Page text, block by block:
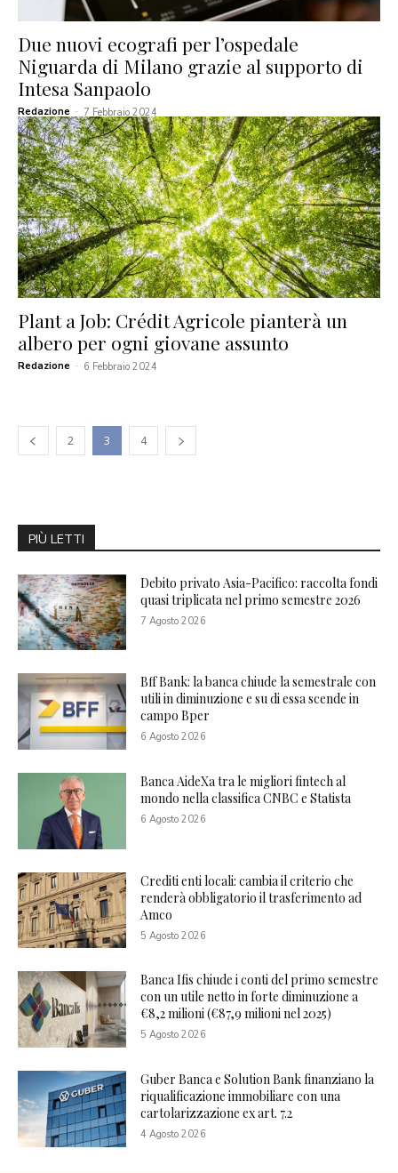
Due nuovi ecografi per l’ospedale
Niguarda di Milano grazie al supporto di
Intesa Sanpaolo
Redazione - 7 Febbraio 2024
Plant a Job: Crédit Agricole pianterà un
albero per ogni giovane assunto
Redazione - 6 Febbraio 2024
2 3 4
PIÙ LETTI
Debito privato Asia-Pacifico: raccolta fondi
quasi triplicata nel primo semestre 2026
7 Agosto 2026
Bff Bank: la banca chiude la semestrale con
utili in diminuzione e su di essa scende in
campo Bper
6 Agosto 2026
Banca AideXa tra le migliori fintech al
mondo nella classifica CNBC e Statista
6 Agosto 2026
Crediti enti locali: cambia il criterio che
renderà obbligatorio il trasferimento ad
Amco
5 Agosto 2026
Banca Ifis chiude i conti del primo semestre
con un utile netto in forte diminuzione a
€8,2 milioni (€87,9 milioni nel 2025)
5 Agosto 2026
Guber Banca e Solution Bank finanziano la
riqualificazione immobiliare con una
cartolarizzazione ex art. 7.2
4 Agosto 2026